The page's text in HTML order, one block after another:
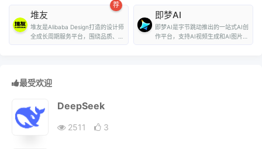
荐
堆友
堆友是Alibaba Design打造的设计师
全成长周期服务平台，围绕品质、效
即梦AI
即梦AI是字节跳动推出的一站式AI创
作平台，支持AI视频生成和AI图片生
最受欢迎
DeepSeek
2511 3